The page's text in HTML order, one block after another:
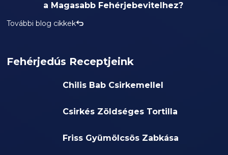
a Magasabb Fehérjebevitelhez?
További blog cikkek
Fehérjedús Receptjeink
Chilis Bab Csirkemellel
Csirkés Zöldséges Tortilla
Friss Gyümölcsös Zabkása